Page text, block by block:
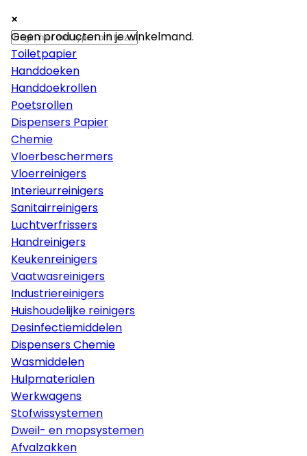
×
Papier
Toiletpapier
Handdoeken
Handdoekrollen
Poetsrollen
Dispensers Papier
Chemie
Vloerbeschermers
Vloerreinigers
Interieurreinigers
Sanitairreinigers
Luchtverfrissers
Handreinigers
Keukenreinigers
Vaatwasreinigers
Industriereinigers
Huishoudelijke reinigers
Desinfectiemiddelen
Dispensers Chemie
Wasmiddelen
Hulpmaterialen
Werkwagens
Stofwissystemen
Dweil- en mopsystemen
Afvalzakken
×
×
Geen producten in je winkelmand.